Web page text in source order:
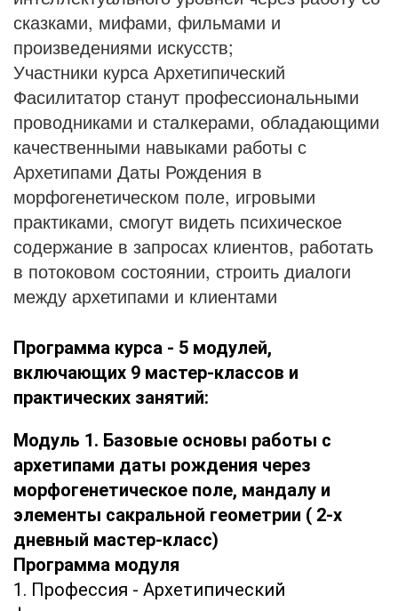
сказками, мифами, фильмами и
произведениями искусств;
Участники курса Архетипический
Фасилитатор станут профессиональными
проводниками и сталкерами, обладающими
качественными навыками работы с
Архетипами Даты Рождения в
морфогенетическом поле, игровыми
практиками, смогут видеть психическое
содержание в запросах клиентов, работать
в потоковом состоянии, строить диалоги
между архетипами и клиентами
Программа курса - 5 модулей,
включающих 9 мастер-классов и
практических занятий:
Модуль 1. Базовые основы работы с
архетипами даты рождения через
морфогенетическое поле, мандалу и
элементы сакральной геометрии ( 2-х
дневный мастер-класс)
Программа модуля
1. Профессия - Архетипический